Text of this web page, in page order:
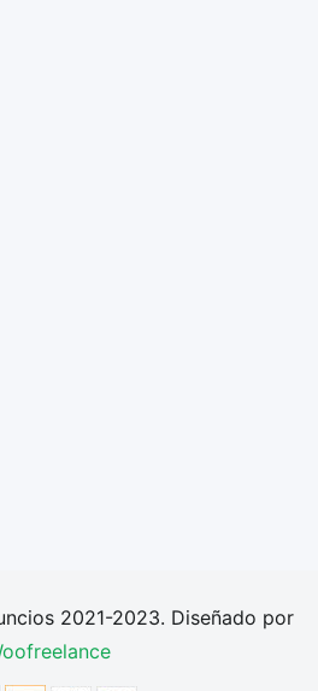
2021-2023. Diseñado por